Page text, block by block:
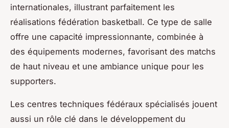
internationales, illustrant parfaitement les
réalisations fédération basketball. Ce type de salle
offre une capacité impressionnante, combinée à
des équipements modernes, favorisant des matchs
de haut niveau et une ambiance unique pour les
supporters.
Les centres techniques fédéraux spécialisés jouent
aussi un rôle clé dans le développement du